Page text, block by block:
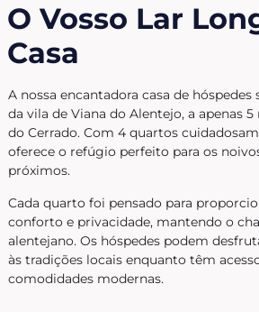
O Vosso Lar
Casa
A nossa encantadora casa de hóspedes
da vila de Viana do Alentejo, a apenas
do Cerrado. Com 4 quartos
oferece o refúgio perfeito para os
próximos.
Cada quarto foi pensado para
conforto e privacidade, mantendo o
alentejano. Os hóspedes podem
às tradições locais enquanto têm
comodidades modernas.